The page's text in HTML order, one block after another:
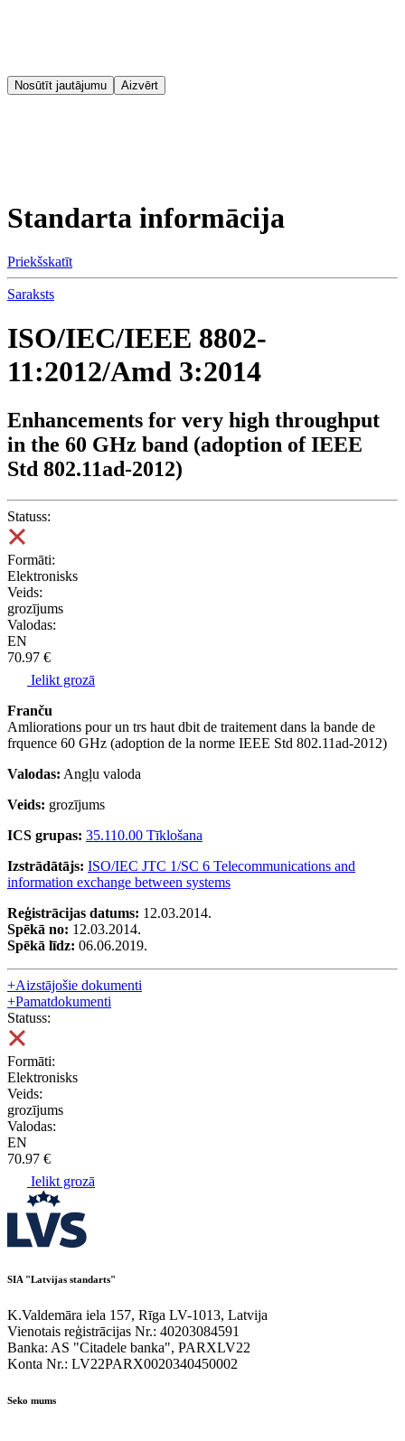
Nosūtīt jautājumu Aizvērt
Standarta informācija
Priekšskatīt
Saraksts
ISO/IEC/IEEE 8802-
11:2012/Amd 3:2014
Enhancements for very high throughput
in the 60 GHz band (adoption of IEEE
Std 802.11ad-2012)
Statuss:
Formāti:
Elektronisks
Veids:
grozījums
Valodas:
EN
70.97 €
Ielikt grozā
Franču
Amliorations pour un trs haut dbit de traitement dans la bande de
frquence 60 GHz (adoption de la norme IEEE Std 802.11ad-2012)
Valodas: Angļu valoda
Veids: grozījums
ICS grupas: 35.110.00 Tīklošana
Izstrādātājs: ISO/IEC JTC 1/SC 6 Telecommunications and
information exchange between systems
Reģistrācijas datums: 12.03.2014.
Spēkā no: 12.03.2014.
Spēkā līdz: 06.06.2019.
+Aizstājošie dokumenti
+Pamatdokumenti
Statuss:
Formāti:
Elektronisks
Veids:
grozījums
Valodas:
EN
70.97 €
Ielikt grozā
SIA "Latvijas standarts"
K.Valdemāra iela 157, Rīga LV-1013, Latvija
Vienotais reģistrācijas Nr.: 40203084591
Banka: AS "Citadele banka", PARXLV22
Konta Nr.: LV22PARX0020340450002
Seko mums